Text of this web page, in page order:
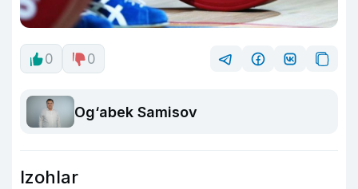
0 0
Og‘abek Samisov
Izohlar